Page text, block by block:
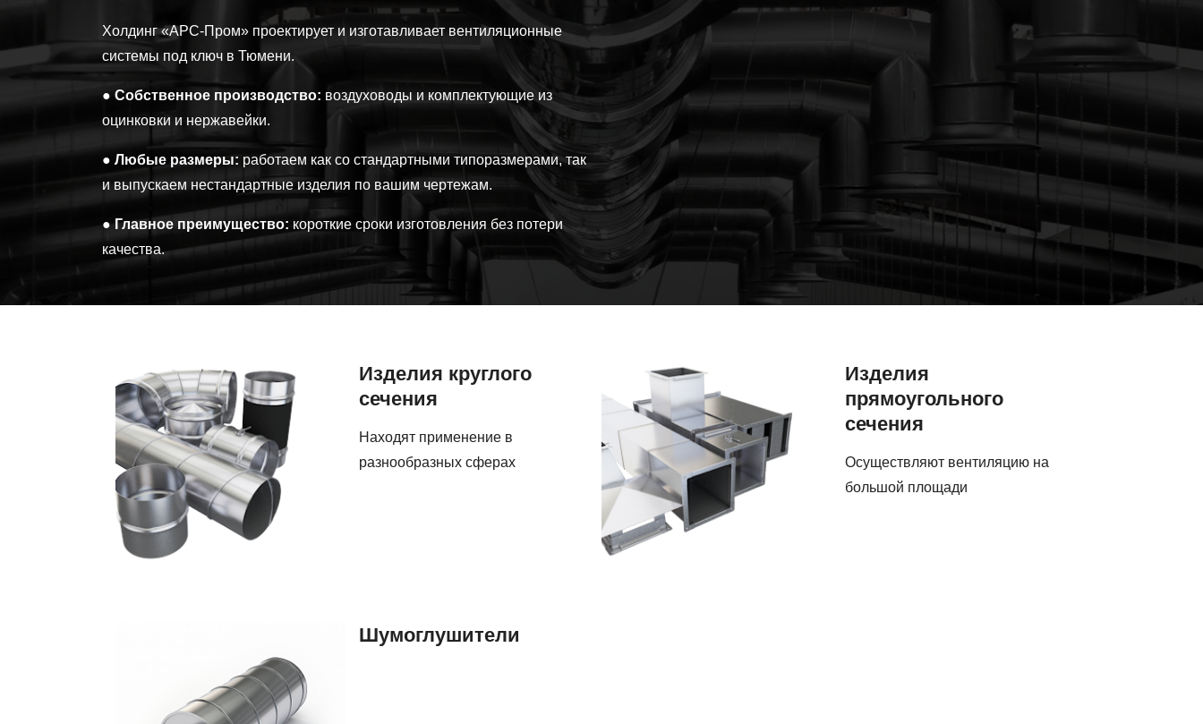
Холдинг «АРС-Пром» проектирует и изготавливает вентиляционные
системы под ключ в Тюмени.
● Собственное производство: воздуховоды и комплектующие из
оцинковки и нержавейки.
● Любые размеры: работаем как со стандартными типоразмерами, так
и выпускаем нестандартные изделия по вашим чертежам.
●Главное преимущество: короткие сроки изготовления без потери
качества.
системы
круглого
сечения
Изделия круглого
сечения
Находят применение в
разнообразных сферах
системы
прямоугольного
сечения
Изделия
прямоугольного
сечения
Осуществляют вентиляцию на
большой площади
Шумоглушители